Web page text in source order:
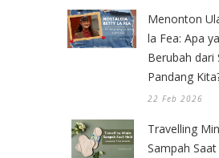
Menonton
la Fea: Apa
Berubah dari
Pandang
22 Feb 2026
Travelling
Sampah Saat